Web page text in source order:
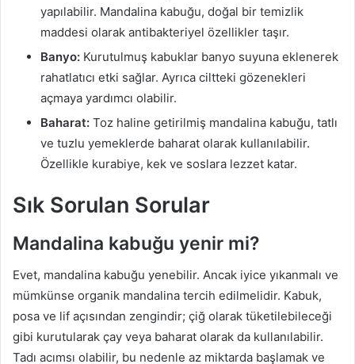
yapılabilir. Mandalina kabuğu, doğal bir temizlik
maddesi olarak antibakteriyel özellikler taşır.
Banyo: Kurutulmuş kabuklar banyo suyuna eklenerek
rahatlatıcı etki sağlar. Ayrıca ciltteki gözenekleri
açmaya yardımcı olabilir.
Baharat: Toz haline getirilmiş mandalina kabuğu, tatlı
ve tuzlu yemeklerde baharat olarak kullanılabilir.
Özellikle kurabiye, kek ve soslara lezzet katar.
Sık Sorulan Sorular
Mandalina kabuğu yenir mi?
Evet, mandalina kabuğu yenebilir. Ancak iyice yıkanmalı ve
mümkünse organik mandalina tercih edilmelidir. Kabuk,
posa ve lif açısından zengindir; çiğ olarak tüketilebileceği
gibi kurutularak çay veya baharat olarak da kullanılabilir.
Tadı acımsı olabilir, bu nedenle az miktarda başlamak ve